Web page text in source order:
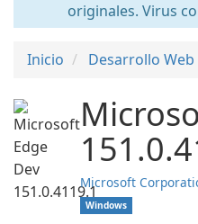
originales. Virus
Inicio Desarrollo Web
Microsoft
Windows